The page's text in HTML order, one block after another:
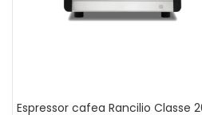
Espressor cafea Rancilio Classe